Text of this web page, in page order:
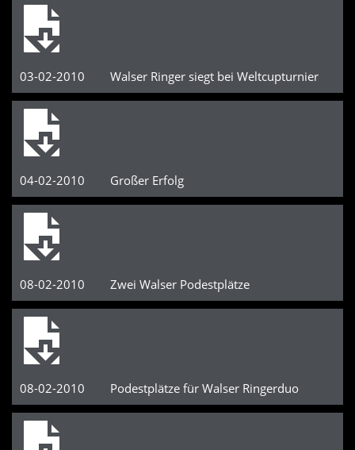
03-02-2010 Walser Ringer siegt bei Weltcupturnier
04-02-2010 Großer Erfolg
08-02-2010 Zwei Walser Podestplätze
08-02-2010 Podestplätze für Walser Ringerduo